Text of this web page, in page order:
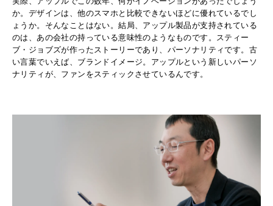
か。デザインは、他のスマホと比較できないほどに優れているでし
ょうか。そんなことはない。結局、アップル製品が支持されている
のは、あの会社の持っている意味性のようなものです。スティー
ブ・ジョブズが作ったストーリーであり、パーソナリティです。古
い言葉でいえば、ブランドイメージ。アップルという新しいパーソ
ナリティが、ファンをスティックさせているんです。